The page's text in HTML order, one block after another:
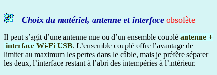
Choix du matériel, antenne et interface obsolète
Il peut s’agit d’une antenne nue ou d’un ensemble couplé antenne +
interface Wi-Fi USB. L’ensemble couplé offre l’avantage de
limiter au maximum les pertes dans le câble, mais je préfère séparer
les deux, l’interface restant à l’abri des intempéries à l’intérieur.